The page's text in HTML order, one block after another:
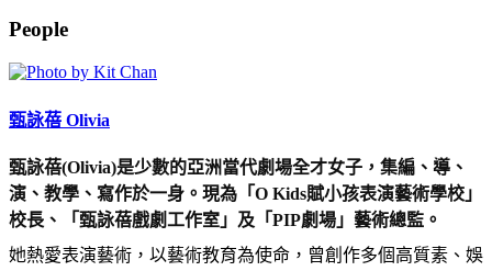
People
甄詠蓓 Olivia
甄詠蓓(Olivia)是少數的亞洲當代劇場全才女子，集編、導、
演、教學、寫作於一身。現為「O Kids賦小孩表演藝術學校」
校長、「甄詠蓓戲劇工作室」及「PIP劇場」藝術總監。
她熱愛表演藝術，以藝術教育為使命，曾創作多個高質素、娛